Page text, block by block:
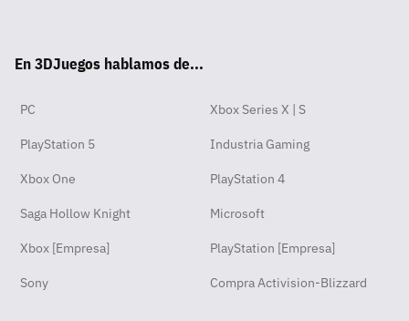
pp
ok
En 3DJuegos hablamos de...
PC Xbox Series X | S
PlayStation 5 Industria Gaming
Xbox One PlayStation 4
Saga Hollow Knight Microsoft
Xbox [Empresa] PlayStation [Empresa]
Sony Compra Activision-Blizzard